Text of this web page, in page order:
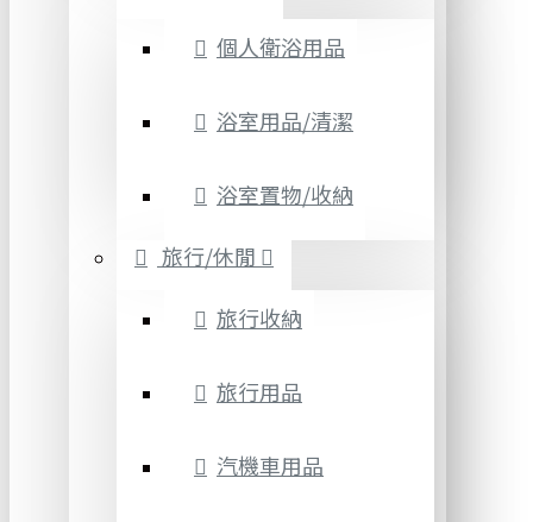
個人衛浴用品
浴室用品/清潔
浴室置物/收納
旅行/休閒
旅行收納
旅行用品
汽機車用品